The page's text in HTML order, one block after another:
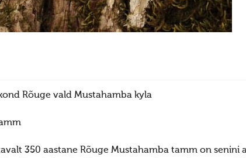
Rõuge vald Mustahamba kyla
350 aastane Rõuge Mustahamba tamm on senini